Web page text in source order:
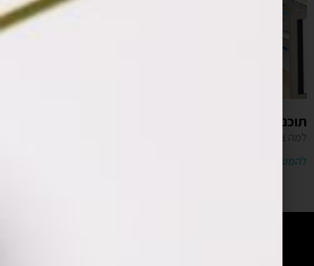
תוכנית עסקית לאפליקציה – האם צריך?
למה צריך תכנית עסקית לאפליקציה ומה זה כולל.
להמשך קריאה »